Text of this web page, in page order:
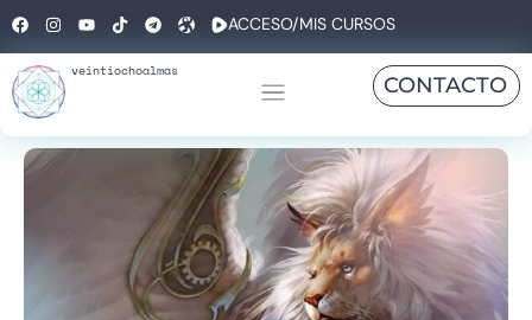
ACCESO/MIS CURSOS
veintiochoalmas
CONTACTO